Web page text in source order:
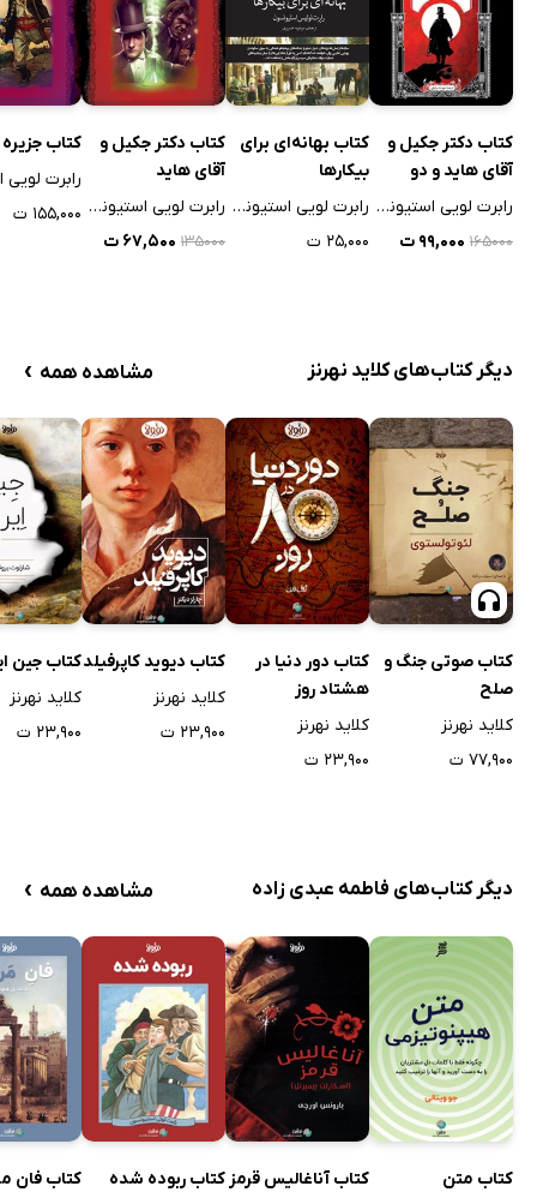
کتاب دکتر جکیل و
آقای هاید و دو
داستان دیگر
رابرت لویی استیونسن
۱۶۵۰۰۰ ۹۹,۰۰۰ ت
کتاب بهانه‌ای برای
بیکارها
رابرت لویی استیونسن
۲۵,۰۰۰ ت
کتاب دکتر جکیل و
آقای هاید
رابرت لویی استیونسن
۱۳۵۰۰۰ ۶۷,۵۰۰ ت
کتاب
۱۵۵,۰۰۰ ت
دیگر کتاب‌های کلاید نهرنز مشاهده همه ›
کتاب صوتی جنگ و
صلح
کلاید نهرنز
۷۷,۹۰۰ ت
کتاب دور دنیا در
هشتاد روز
کلاید نهرنز
۲۳,۹۰۰ ت
کتاب دیوید کاپرفیلد
کلاید نهرنز
۲۳,۹۰۰ ت
کتاب جین
کلاید نهرنز
۲۳,۹۰۰ ت
دیگر کتاب‌های فاطمه عبدی زاده مشاهده همه ›
کتاب متن
کتاب آناغالیس قرمز کتاب ربوده شده
کتاب فان